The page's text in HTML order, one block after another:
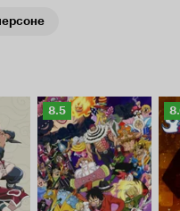
Рейтинг
Кинопоиска
8.5
8.5